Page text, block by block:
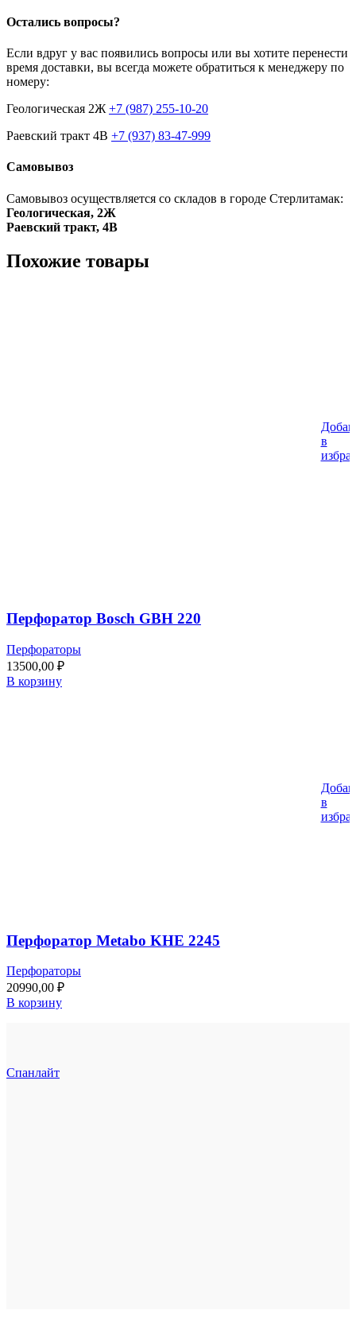
Остались вопросы?
Если вдруг у вас появились вопросы или вы хотите перенести
время доставки, вы всегда можете обратиться к менеджеру по
номеру:
Геологическая 2Ж +7 (987) 255-10-20
Раевский тракт 4В +7 (937) 83-47-999
Самовывоз
Самовывоз осуществляется со складов в городе Стерлитамак:
Геологическая, 2Ж
Раевский тракт, 4В
Похожие товары
в
Перфоратор Bosch GBH 220
Перфораторы
13500,00 ₽
В корзину
в
Перфоратор Metabo KHE 2245
Перфораторы
20990,00 ₽
В корзину
Спанлайт